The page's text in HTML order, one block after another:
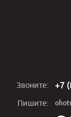
Звоните: +7
Пишите: